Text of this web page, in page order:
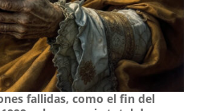
fallidas, como el fin del